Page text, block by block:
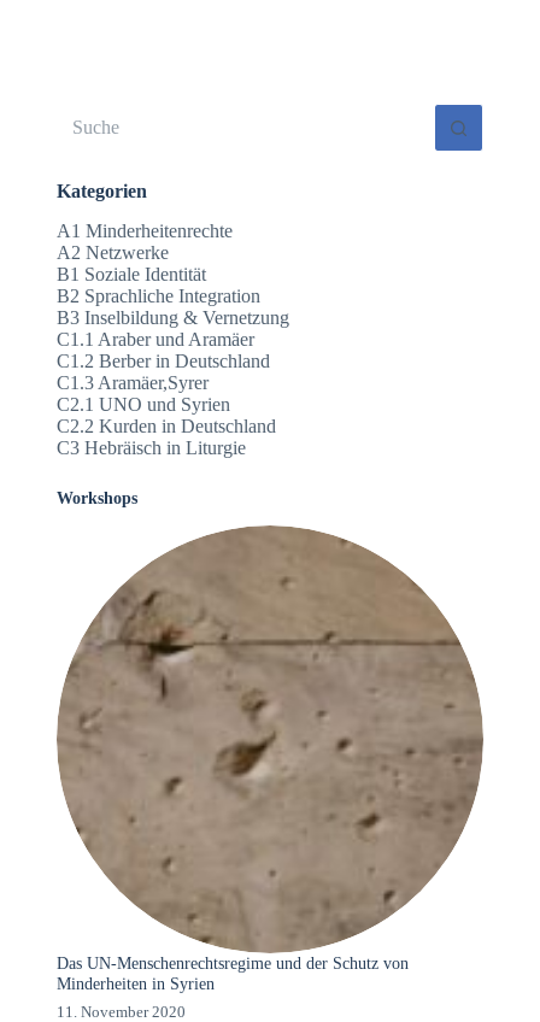
Ergebnisse
Kategorien
A1 Minderheitenrechte
A2 Netzwerke
B1 Soziale Identität
B2 Sprachliche Integration
B3 Inselbildung & Vernetzung
C1.1 Araber und Aramäer
C1.2 Berber in Deutschland
C1.3 Aramäer,Syrer
C2.1 UNO und Syrien
C2.2 Kurden in Deutschland
C3 Hebräisch in Liturgie
Workshops
Das UN-Menschenrechtsregime und der Schutz von
Minderheiten in Syrien
11. November 2020